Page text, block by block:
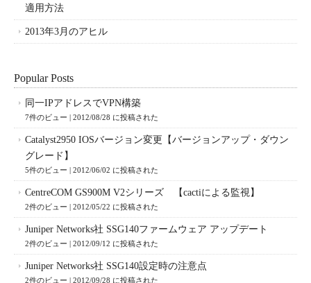
適用方法
2013年3月のアヒル
Popular Posts
同一IPアドレスでVPN構築
7件のビュー | 2012/08/28 に投稿された
Catalyst2950 IOSバージョン変更【バージョンアップ・ダウン
グレード】
5件のビュー | 2012/06/02 に投稿された
CentreCOM GS900M V2シリーズ 【cactiによる監視】
2件のビュー | 2012/05/22 に投稿された
Juniper Networks社 SSG140ファームウェア アップデート
2件のビュー | 2012/09/12 に投稿された
Juniper Networks社 SSG140設定時の注意点
2件のビュー | 2012/09/28 に投稿された